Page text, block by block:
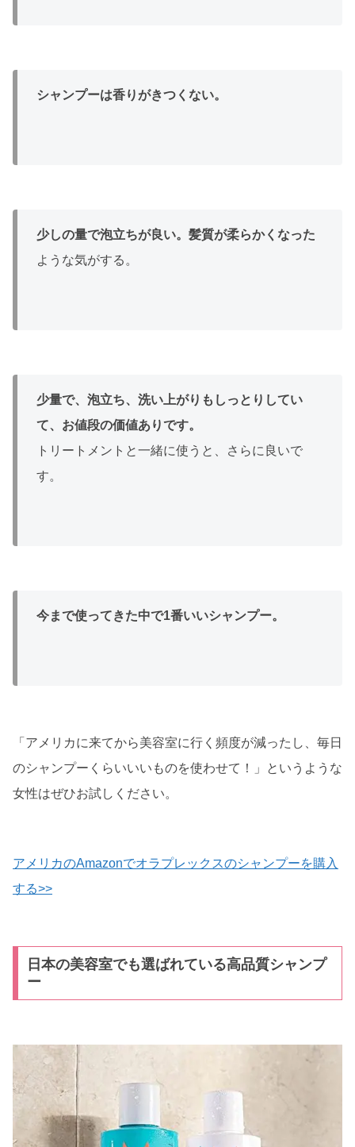
シャンプーは香りがきつくない。
少しの量で泡立ちが良い。 髪質が柔らかくなった
ような気がする。
少量で、泡立ち、洗い上がりもしっとりしてい
て、お値段の価値ありです。
トリートメントと一緒に使うと、さらに良いで
す。
今まで使ってきた中で1番いいシャンプー。
「アメリカに来てから美容室に行く頻度が減ったし、毎日
のシャンプーくらいいいものを使わせて！」というような
女性はぜひお試しください。
アメリカのAmazonでオラプレックスのシャンプーを購入
する>>
日本の美容室でも選ばれている高品質シャンプ
ー